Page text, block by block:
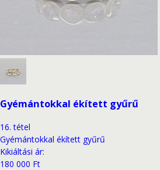
Gyémántokkal ékített gyűrű
16. tétel
Gyémántokkal ékített gyűrű
Kikiáltási ár:
180 000 Ft